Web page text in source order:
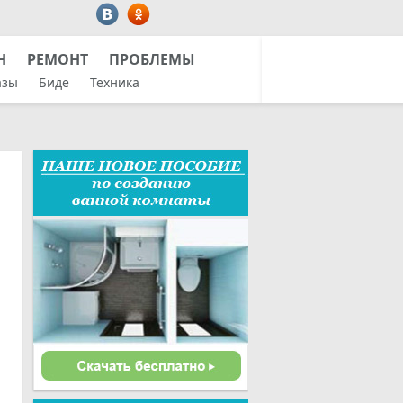
РЕМОНТ ПРОБЛЕМЫ
Биде Техника